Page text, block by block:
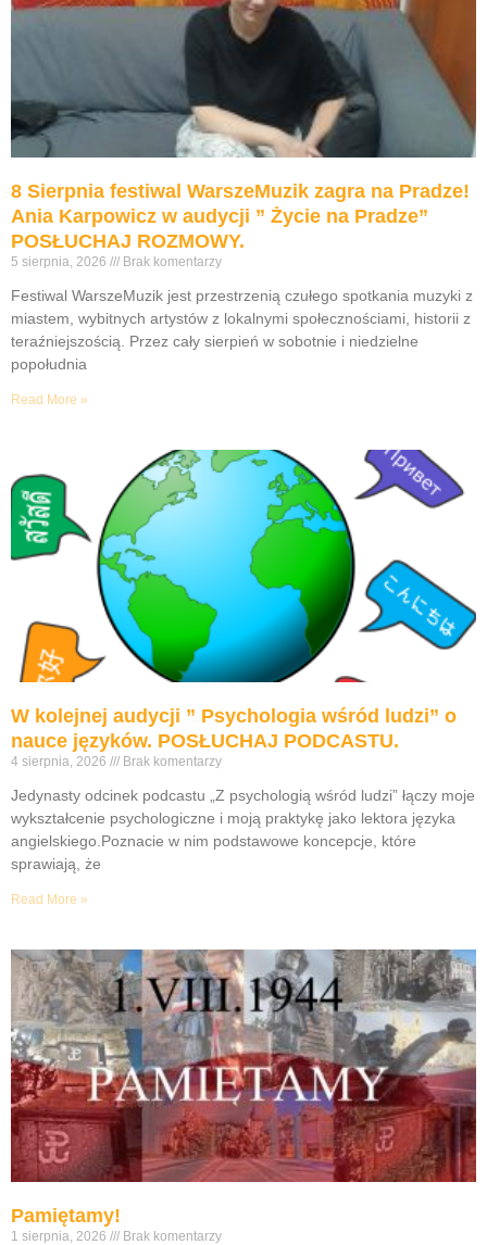
8 Sierpnia festiwal WarszeMuzik zagra na Pradze!
Ania Karpowicz w audycji ” Życie na Pradze”
POSŁUCHAJ ROZMOWY.
5 sierpnia, 2026 Brak komentarzy
Festiwal WarszeMuzik jest przestrzenią czułego spotkania muzyki z
miastem, wybitnych artystów z lokalnymi społecznościami, historii z
teraźniejszością. Przez cały sierpień w sobotnie i niedzielne
popołudnia
Read More »
W kolejnej audycji ” Psychologia wśród ludzi” o
nauce języków. POSŁUCHAJ PODCASTU.
4 sierpnia, 2026 Brak komentarzy
Jedynasty odcinek podcastu „Z psychologią wśród ludzi” łączy moje
wykształcenie psychologiczne i moją praktykę jako lektora języka
angielskiego.Poznacie w nim podstawowe koncepcje, które
sprawiają, że
Read More »
Pamiętamy!
1 sierpnia, 2026 Brak komentarzy